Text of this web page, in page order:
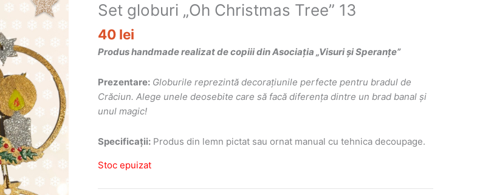
Set globuri „Oh Christmas Tree” 13
40 lei
Produs handmade realizat de copiii din Asociația „Visuri și Speranțe”
Prezentare: Globurile reprezintă decorațiunile perfecte pentru bradul de
Crăciun. Alege unele deosebite care să facă diferența dintre un brad banal și
unul magic!
Specificații: Produs din lemn pictat sau ornat manual cu tehnica decoupage.
Stoc epuizat